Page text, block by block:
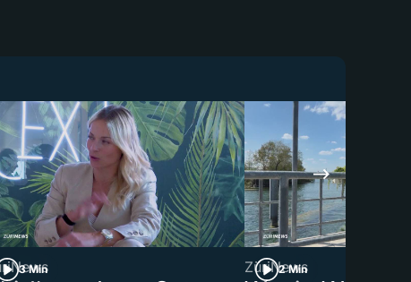
3 Min 2 Min
ZüriNews